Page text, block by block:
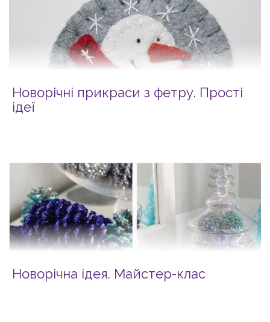
Новорічні прикраси з фетру. Прості
ідеї
Новорічна ідея. Майстер-клас